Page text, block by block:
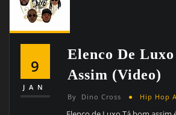
9
JAN
Elenco De
Assim (Video)
By Dino Cross Hip Hop